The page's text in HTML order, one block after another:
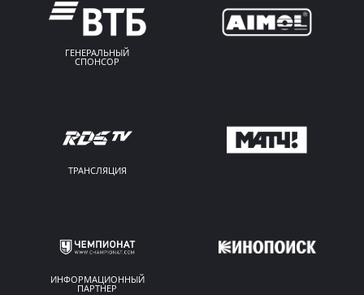
ГЕНЕРАЛЬНЫЙ
СПОНСОР
ТРАНСЛЯЦИЯ
ИНФОРМАЦИОННЫЙ
ПАРТНЕР